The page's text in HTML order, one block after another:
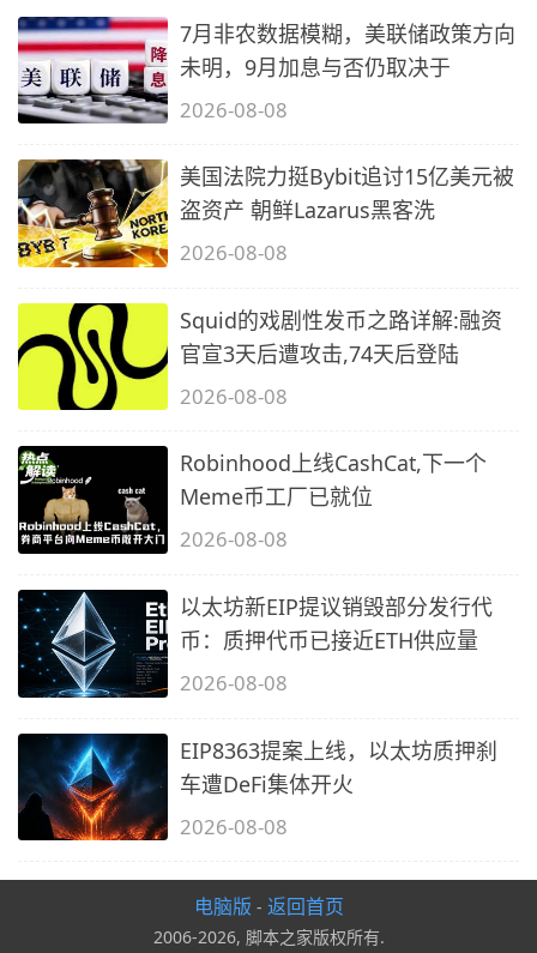
7月非农数据模糊，美联储政策方向
未明，9月加息与否仍取决于
2026-08-08
美国法院力挺Bybit追讨15亿美元被
盗资产 朝鲜Lazarus黑客洗
2026-08-08
Squid的戏剧性发币之路详解:融资
官宣3天后遭攻击,74天后登陆
2026-08-08
Robinhood上线CashCat,下一个
Meme币工厂已就位
2026-08-08
以太坊新EIP提议销毁部分发行代
币：质押代币已接近ETH供应量
2026-08-08
EIP8363提案上线，以太坊质押刹
车遭DeFi集体开火
2026-08-08
电脑版 - 返回首页
2006-2026, 脚本之家版权所有.